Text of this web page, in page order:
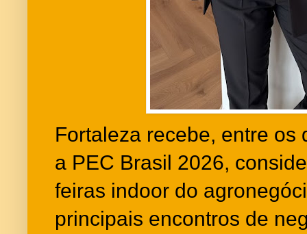
Fortaleza recebe, entre os
a PEC Brasil 2026,
feiras indoor do
principais encontros de